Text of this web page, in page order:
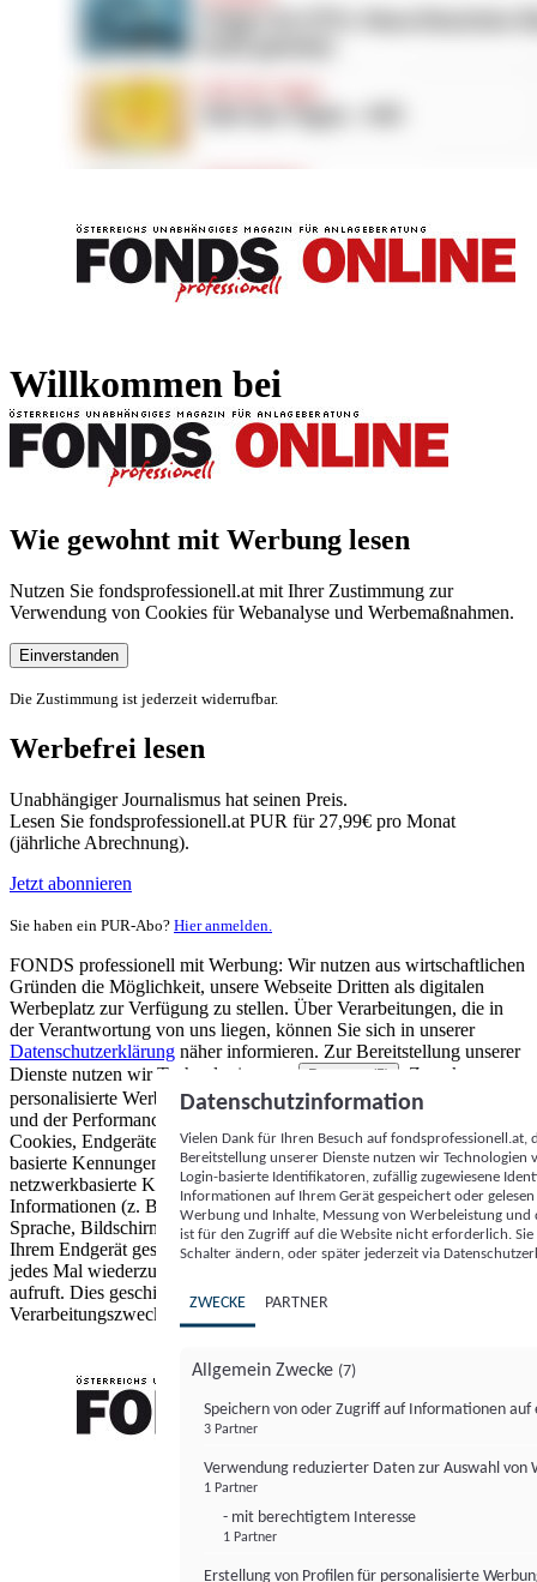
Willkommen bei
Wie gewohnt mit Werbung lesen
Nutzen Sie fondsprofessionell.at mit Ihrer Zustimmung zur
Verwendung von Cookies für Webanalyse und Werbemaßnahmen.
Einverstanden
Die Zustimmung ist jederzeit widerrufbar.
Werbefrei lesen
Unabhängiger Journalismus hat seinen Preis.
Lesen Sie fondsprofessionell.at PUR für 27,99€ pro Monat
(jährliche Abrechnung).
Jetzt abonnieren
Sie haben ein PUR-Abo? Hier anmelden.
FONDS professionell mit Werbung: Wir nutzen aus wirtschaftlichen
Gründen die Möglichkeit, unsere Webseite Dritten als digitalen
Werbeplatz zur Verfügung zu stellen. Über Verarbeitungen, die in
der Verantwortung von uns liegen, können Sie sich in unserer
Datenschutzerklärung näher informieren. Zur Bereitstellung unserer
Dienste nutzen wir Technologien von
Partnern (5)
. Zwecke:
personalisierte Werbung und Inhalte, Messung von Werbeleistung
und der Performance von Inhalten sowie Zielgruppenforschung.
Cookies, Endgeräte- oder ähnliche Online-Kennungen (z. B. login-
basierte Kennungen, zufällig generierte Kennungen,
netzwerkbasierte Kennungen) können zusammen mit anderen
Informationen (z. B. Browsertyp und Browserinformationen,
Sprache, Bildschirmgröße, unterstützte Technologien usw.) auf
Ihrem Endgerät gespeichert oder von dort ausgelesen werden, um es
jedes Mal wiederzuerkennen, wenn es eine App oder einer Webseite
aufruft. Dies geschieht für einen oder mehrere der hier aufgeführten
Verarbeitungszwecke.
Datenschutzinformation
Vielen Dank für Ihren Besuch auf
Bereitstellung unserer Dienste nutzen wir Technologien
Login-basierte Identifikatoren, zufällig zugewiesene
Informationen auf Ihrem Gerät gespeichert oder
Werbung und Inhalte, Messung von Werbeleistung
ist für den Zugriff auf die Website nicht erforderlich.
Schalter ändern, oder später jederzeit via
ZWECKE PARTNER
Allgemein Zwecke (7)
Speichern von oder Zugriff auf Informationen auf
3 Partner
Verwendung reduzierter Daten zur Auswahl von
1 Partner
- mit berechtigtem Interesse
1 Partner
Erstellung von Profilen für personalisierte
FONDS professionell